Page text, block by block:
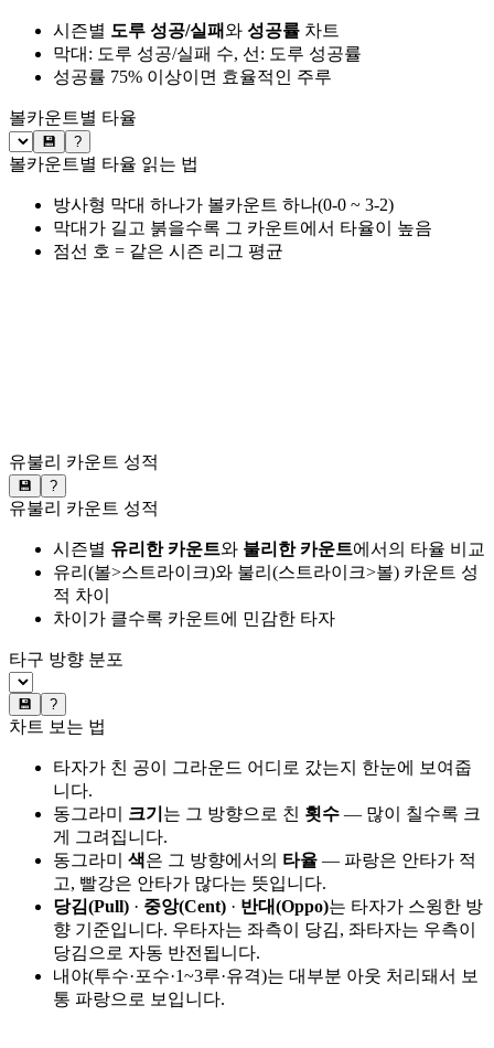
시즌별 도루 성공/실패와 성공률 차트
막대: 도루 성공/실패 수, 선: 도루 성공률
성공률 75% 이상이면 효율적인 주루
볼카운트별 타율
💾 ?
볼카운트별 타율 읽는 법
방사형 막대 하나가 볼카운트 하나(0-0 ~ 3-2)
막대가 길고 붉을수록 그 카운트에서 타율이 높음
점선 호 = 같은 시즌 리그 평균
유불리 카운트 성적
💾 ?
유불리 카운트 성적
시즌별 유리한 카운트와 불리한 카운트에서의 타율 비교
유리(볼>스트라이크)와 불리(스트라이크>볼) 카운트 성
적 차이
차이가 클수록 카운트에 민감한 타자
타구 방향 분포
💾 ?
차트 보는 법
타자가 친 공이 그라운드 어디로 갔는지 한눈에 보여줍
니다.
동그라미 크기 는 그 방향으로 친 횟수 — 많이 칠수록 크
게 그려집니다.
동그라미 색은 그 방향에서의 타율 — 파랑은 안타가 적
고, 빨강은 안타가 많다는 뜻입니다.
당김(Pull) · 중앙(Cent) · 반대(Oppo)는 타자가 스윙한 방
향 기준입니다. 우타자는 좌측이 당김, 좌타자는 우측이
당김으로 자동 반전됩니다.
내야(투수·포수·1~3루·유격)는 대부분 아웃 처리돼서 보
통 파랑으로 보입니다.